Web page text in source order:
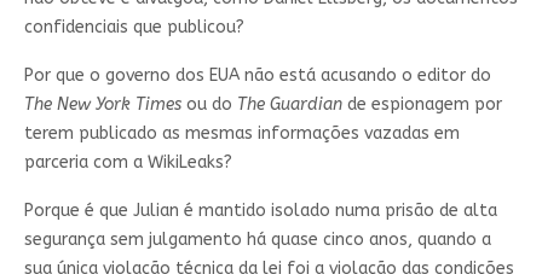
confidenciais que publicou?
Por que o governo dos EUA não está acusando o editor do
The New York Timesou do The Guardiande espionagem por
terem publicado as mesmas informações vazadas em
parceria com a WikiLeaks?
Porque é que Julian é mantido isolado numa prisão de alta
segurança sem julgamento há quase cinco anos, quando a
sua única violação técnica da lei foi a violação das condições